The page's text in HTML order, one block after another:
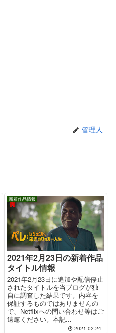
管理人
新着作品情報
2021年2月23日の新着作品
タイトル情報
2021年2月23日に追加や配信停止
されたタイトルを当ブログが独
自に調査した結果です。内容を
保証するものではありませんの
で、Netflixへの問い合わせ等はご
遠慮ください。本記...
2021.02.24